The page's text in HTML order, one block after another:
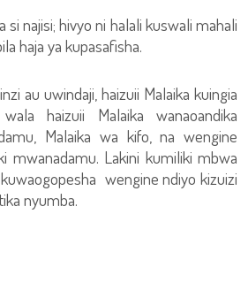
si najisi; hivyo ni halali kuswali mahali
haja ya kupasafisha.
au uwindaji, haizuii Malaika kuingia
haizuii Malaika wanaoandika
Malaika wa kifo, na wengine
mwanadamu. Lakini kumiliki mbwa
wengine ndiyo kizuizi
nyumba.